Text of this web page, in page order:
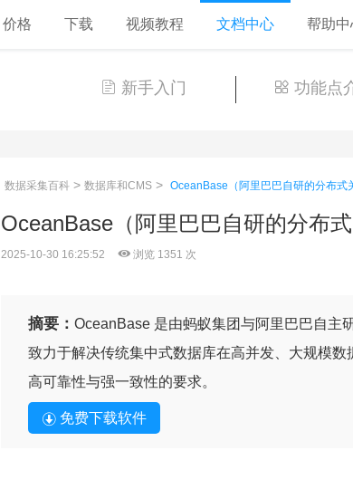
价格 下载 视频教程 文档中心 帮助中
新手入门 功能点
数据采集百科 > 数据库和CMS > OceanBase（阿里巴巴自研的分布式
OceanBase（阿里巴巴自研的分布式
2025-10-30 16:25:52 浏览 1351 次
摘要： OceanBase 是由蚂蚁集团与阿里巴巴自主
致力于解决传统集中式数据库在高并发、大规模
高可靠性与强一致性的要求。
免费下载软件